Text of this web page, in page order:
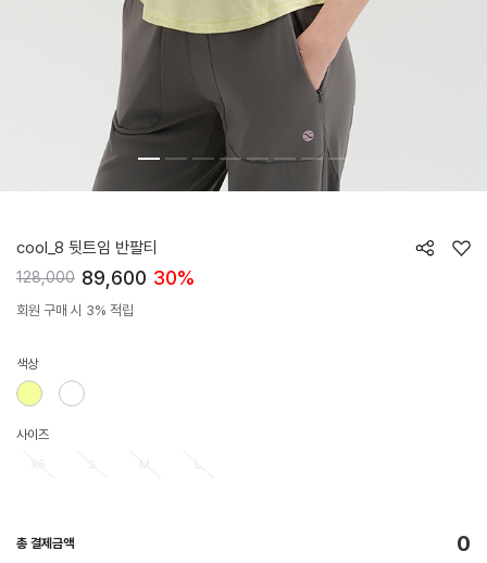
cool_8 뒷트임 반팔티
128,000 89,600 30%
회원 구매 시 3% 적립
색상
사이즈
총 결제금액 0